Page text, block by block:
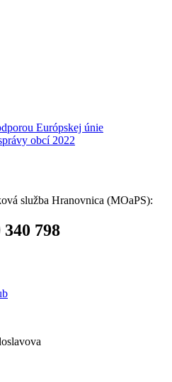
Európskej únie
obcí 2022
služba Hranovnica (MOaPS):
340 798